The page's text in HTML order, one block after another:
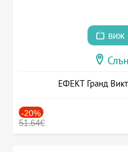
виж
ЕФЕКТ Гранд
-20%
51.64€